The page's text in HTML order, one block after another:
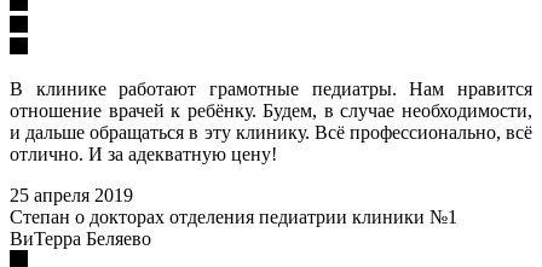
В клинике работают грамотные педиатры. Нам нравится
отношение врачей к ребёнку. Будем, в случае необходимости,
и дальше обращаться в эту клинику. Всё профессионально, всё
отлично. И за адекватную цену!
25 апреля 2019
Степан о докторах отделения педиатрии клиники №1
ВиТерра Беляево